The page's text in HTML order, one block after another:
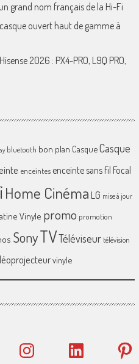
grand nom français de la Hi-Fi
ouvert haut de gamme à
2026 : PX4-PRO, L9Q PRO,
bluetooth bon plan CasqueCasque
enceintes enceinte sans fil Focal
Home Cinéma LG mise à jour
Vinyle promo promotion
SonyTVTéléviseur télévision
vinyle
Instagram LinkedIn